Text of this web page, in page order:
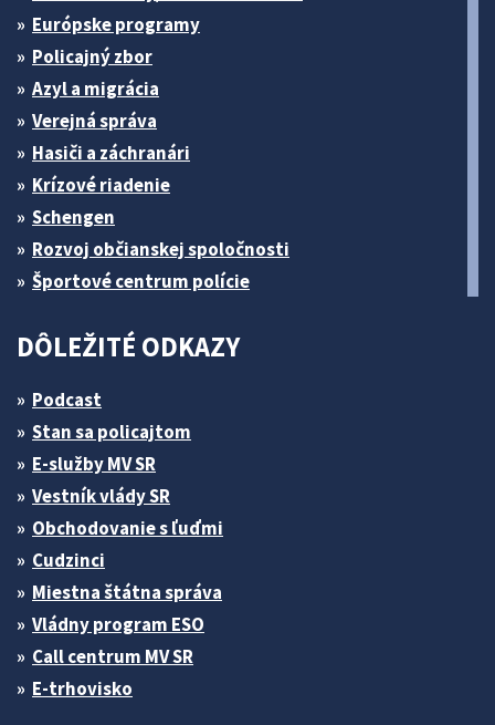
Európske programy
Policajný zbor
Azyl a migrácia
Verejná správa
Hasiči a záchranári
Krízové riadenie
Schengen
Rozvoj občianskej spoločnosti
Športové centrum polície
DÔLEŽITÉ ODKAZY
Podcast
Stan sa policajtom
E-služby MV SR
Vestník vlády SR
Obchodovanie s ľuďmi
Cudzinci
Miestna štátna správa
Vládny program ESO
Call centrum MV SR
E-trhovisko